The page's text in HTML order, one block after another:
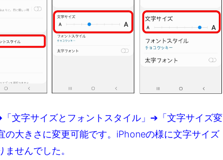
文字サイズとフォントスタイル」➔「文字サイズ変
の大きさに変更可能です。iPhoneの様に文字サイズ
せんでした。